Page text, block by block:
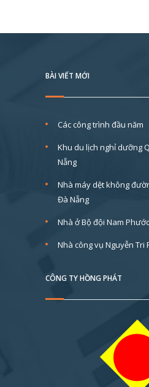
BÀI VIẾT MỚI
Các công trình đầu năm
Khu du lịch nghỉ dưỡng
Nẵng
Nhà máy dệt không
Đà Nẵng
Nhà ở Bộ đội Nam Phước
Nhà công vụ Nguyễn Tri
CÔNG TY HỒNG PHÁT